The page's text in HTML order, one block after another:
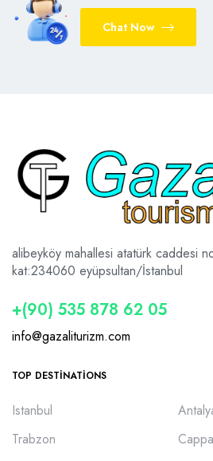
Chat Now
alibeyköy mahallesi atatürk caddesi
kat:234060 eyüpsultan/İstanbul
+(90) 535 878 62 05
info@gazaliturizm.com
TOP DESTINATIONS
Istanbul
Trabzon